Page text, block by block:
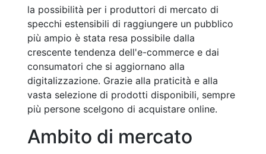
la possibilità per i produttori di mercato di
specchi estensibili di raggiungere un pubblico
più ampio è stata resa possibile dalla
crescente tendenza dell'e-commerce e dai
consumatori che si aggiornano alla
digitalizzazione. Grazie alla praticità e alla
vasta selezione di prodotti disponibili, sempre
più persone scelgono di acquistare online.
Ambito di mercato